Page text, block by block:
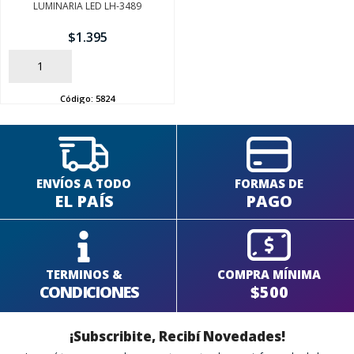
LUMINARIA LED LH-3489
$1.395
AÑADIR
Código: 5824
ENVÍOS A TODO
EL PAÍS
FORMAS DE
PAGO
TERMINOS &
CONDICIONES
COMPRA MÍNIMA
$500
¡Subscribite, Recibí Novedades!